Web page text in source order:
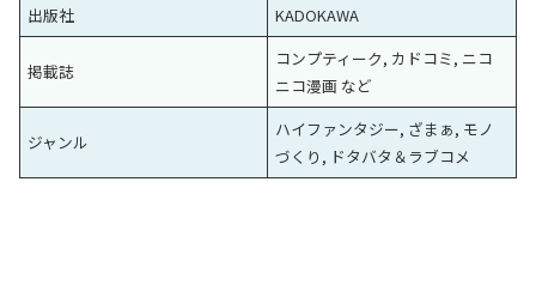
出版社
KADOKAWA
掲載誌
コンプティーク, カドコミ, ニコ
ニコ漫画 など
ジャンル
ハイファンタジー, ざまぁ, モノ
づくり, ドタバタ＆ラブコメ